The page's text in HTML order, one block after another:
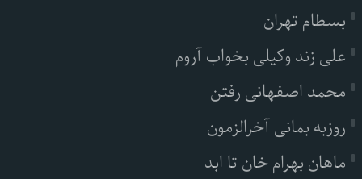
بسطام تهران
علی زند وکیلی بخواب آروم
محمد اصفهانی رفتن
روزبه بمانی آخرالزمون
ماهان بهرام خان تا ابد